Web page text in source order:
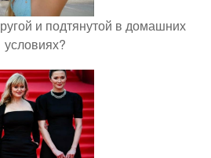
и подтянутой в домашних
условиях?